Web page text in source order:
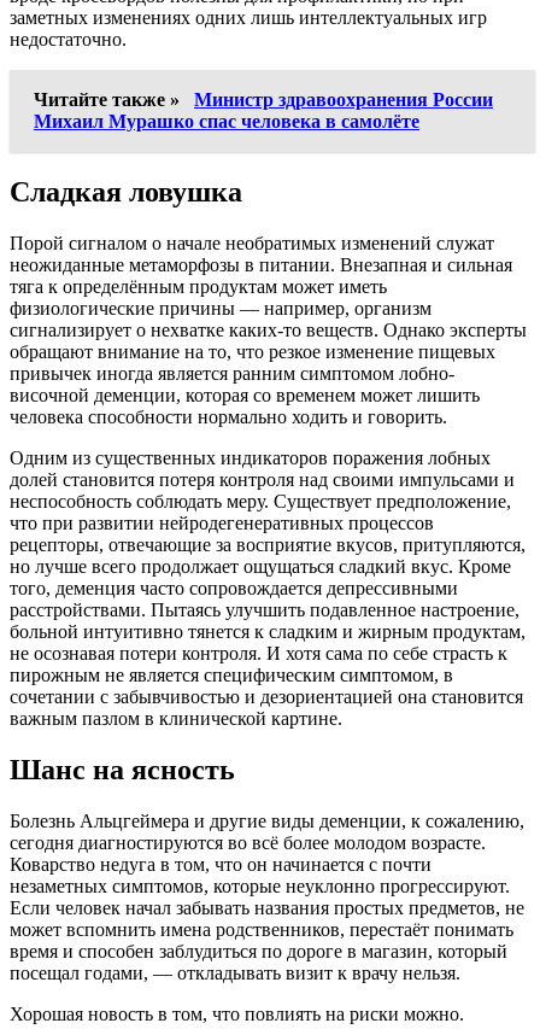
заметных изменениях одних лишь интеллектуальных игр
недостаточно.
Читайте также »
Министр здравоохранения России
Михаил Мурашко спас человека в самолёте
Сладкая ловушка
Порой сигналом о начале необратимых изменений служат
неожиданные метаморфозы в питании. Внезапная и сильная
тяга к определённым продуктам может иметь
физиологические причины — например, организм
сигнализирует о нехватке каких-то веществ. Однако эксперты
обращают внимание на то, что резкое изменение пищевых
привычек иногда является ранним симптомом лобно-
височной деменции, которая со временем может лишить
человека способности нормально ходить и говорить.
Одним из существенных индикаторов поражения лобных
долей становится потеря контроля над своими импульсами и
неспособность соблюдать меру. Существует предположение,
что при развитии нейродегенеративных процессов
рецепторы, отвечающие за восприятие вкусов, притупляются,
но лучше всего продолжает ощущаться сладкий вкус. Кроме
того, деменция часто сопровождается депрессивными
расстройствами. Пытаясь улучшить подавленное настроение,
больной интуитивно тянется к сладким и жирным продуктам,
не осознавая потери контроля. И хотя сама по себе страсть к
пирожным не является специфическим симптомом, в
сочетании с забывчивостью и дезориентацией она становится
важным пазлом в клинической картине.
Шанс на ясность
Болезнь Альцгеймера и другие виды деменции, к сожалению,
сегодня диагностируются во всё более молодом возрасте.
Коварство недуга в том, что он начинается с почти
незаметных симптомов, которые неуклонно прогрессируют.
Если человек начал забывать названия простых предметов, не
может вспомнить имена родственников, перестаёт понимать
время и способен заблудиться по дороге в магазин, который
посещал годами, — откладывать визит к врачу нельзя.
Хорошая новость в том, что повлиять на риски можно.